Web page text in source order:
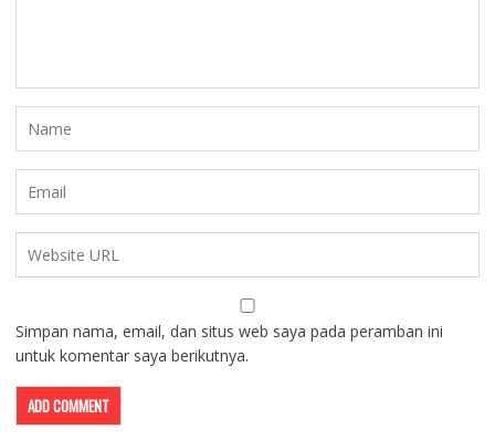
Simpan nama, email, dan situs web saya pada peramban ini
untuk komentar saya berikutnya.